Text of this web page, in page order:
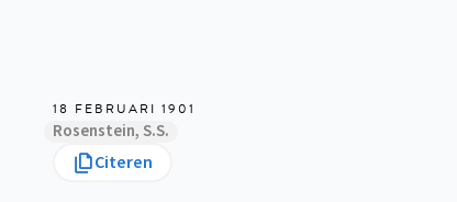
18 FEBRUARI 1901
Rosenstein, S.S.
Citeren